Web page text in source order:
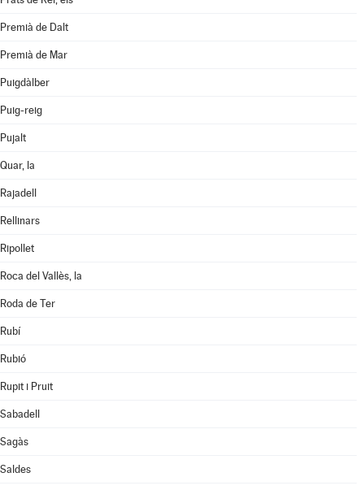
Premià de Dalt
Premià de Mar
Puigdàlber
Puig-reig
Pujalt
Quar, la
Rajadell
Rellinars
Ripollet
Roca del Vallès, la
Roda de Ter
Rubí
Rubió
Rupit i Pruit
Sabadell
Sagàs
Saldes